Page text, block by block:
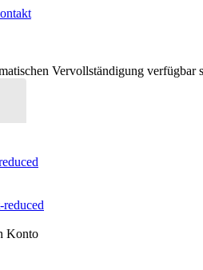
Vervollständigung
Konto